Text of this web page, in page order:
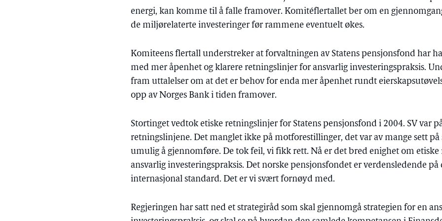
energi, kan komme til å falle framover. Komitéflertallet ber om en
de miljørelaterte investeringer før rammene eventuelt økes.
Komiteens flertall understreker at forvaltningen av Statens pensjonsfond har
med mer åpenhet og klarere retningslinjer for ansvarlig investeringspraksis.
fram uttalelser om at det er behov for enda mer åpenhet rundt
opp av Norges Bank i tiden framover.
Stortinget vedtok etiske retningslinjer for Statens pensjonsfond i 2004. SV var
retningslinjene. Det manglet ikke på motforestillinger, det var av mange sett
umulig å gjennomføre. De tok feil, vi fikk rett. Nå er det bred enighet om
ansvarlig investeringspraksis. Det norske pensjonsfondet er verdensledende
internasjonal standard. Det er vi svært fornøyd med.
Regjeringen har satt ned et strategiråd som skal gjennomgå strategien for en